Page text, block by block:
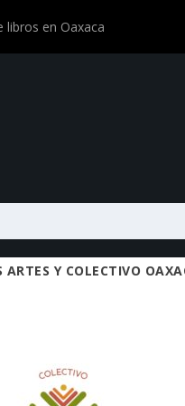
libros en Oaxaca
ARTES Y COLECTIVO